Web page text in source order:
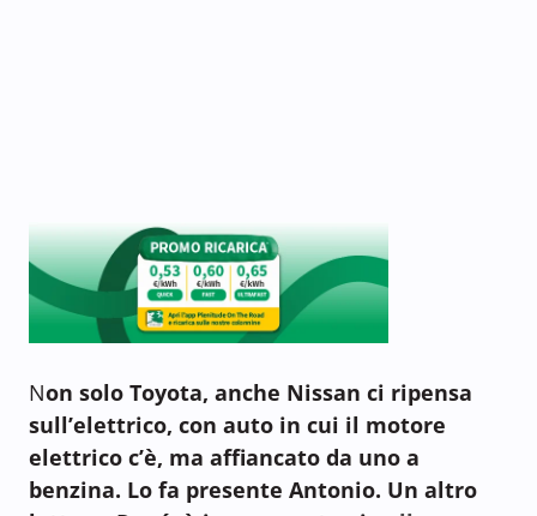
Non solo Toyota, anche Nissan ci ripensa
sull’elettrico, con auto in cui il motore
elettrico c’è, ma affiancato da uno a
benzina. Lo fa presente Antonio. Un altro